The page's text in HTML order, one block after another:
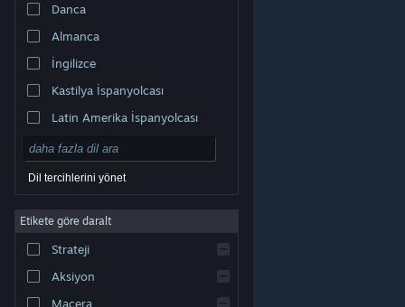
markalar, ABD ve diğer ülkelerde ilgili sahiplerinin
Erişilebilirlik |
Çerezler
Danca
Almanca
İngilizce
Kastilya İspanyolcası
Latin Amerika İspanyolcası
Dil tercihlerini yönet
Etikete göre daralt
Strateji
Aksiyon
Macera